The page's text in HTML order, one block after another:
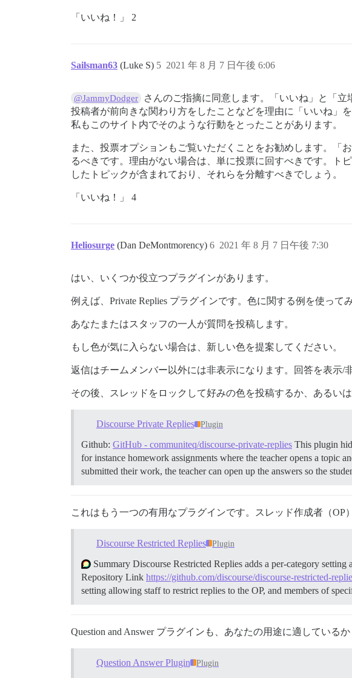
「いいね！」 2
Sailsman63 (Luke S) 2021 年 8 月 7 日午後 6:06
5
@JammyDodger
さんのご指摘に同意します。「いいね」と「
投稿者が前向きな関わり方をしたことなどを理由に「いいね」
私もこのサイト内でそのような行動をとったことがあります。
また、投票オプションもご覧いただくことをお勧めします。「
るべきです。理由がない場合は、単に投票に回すべきです。ト
したトピックが含まれており、それらを分離すべきでしょう。
「いいね！」 4
Heliosurge (Dan DeMontmorency) 2021 年 8 月 7 日午後 7:30
6
はい、いくつか役立つプラグインがあります。
例えば、Private Replies プラグインです。色に関する例を使って
あなたまたはスタッフの一人が質問を投稿します。
もし色が気に入らない場合は、新しい色を提案してください。
返信はチームメンバー以外には非表示になります。回答を表示/
その後、スレッドをロックして好みの色を投稿するか、あるい
Discourse Private Replies Plugin
Github: GitHub - communiteq/discourse-private-replies This plugin
for instance homework assignments where the teacher opens a topic
submitted their work, the teacher can open up the answers so the
これはもう一つの有用なプラグインです。スレッド作成者（
Discourse Restricted Replies Plugin
Summary Discourse Restricted Replies adds a per-category
Repository Link https://github.com/discourse/discourse-restricted-
setting allowing staff to restrict replies to the OP, and members of
Question and Answer プラグインも、あなたの用途に適しているか
Question Answer Plugin Plugin